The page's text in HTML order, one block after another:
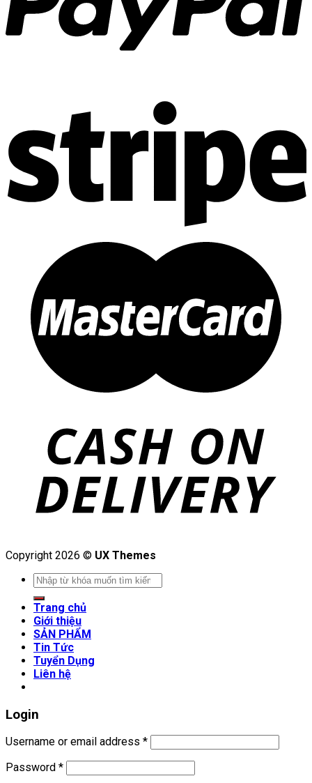
Copyright 2026 © UX Themes
Search
for:
Trang chủ
Giới thiệu
SẢN PHẨM
Tin Tức
Tuyển Dụng
Liên hệ
Login
Username or email address *
Password *